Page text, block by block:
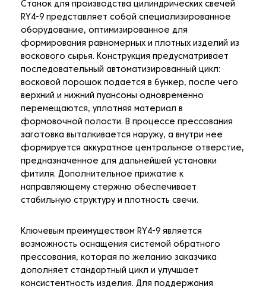
Станок для производства цилиндрических свечей
RY4-9 представляет собой специализированное
оборудование, оптимизированное для
формирования равномерных и плотных изделий из
воскового сырья. Конструкция предусматривает
последовательный автоматизированный цикл:
восковой порошок подается в бункер, после чего
верхний и нижний пуансоны одновременно
перемещаются, уплотняя материал в
формовочной полости. В процессе прессования
заготовка выталкивается наружу, а внутри нее
формируется аккуратное центральное отверстие,
предназначенное для дальнейшей установки
фитиля. Дополнительное прижатие к
направляющему стержню обеспечивает
стабильную структуру и плотность свечи.
Ключевым преимуществом RY4-9 является
возможность оснащения системой обратного
прессования, которая по желанию заказчика
дополняет стандартный цикл и улучшает
консистентность изделия. Для поддержания